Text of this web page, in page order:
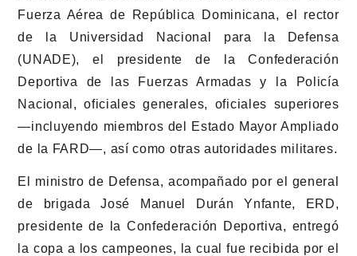
Fuerza Aérea de República Dominicana, el rector
de la Universidad Nacional para la Defensa
(UNADE), el presidente de la Confederación
Deportiva de las Fuerzas Armadas y la Policía
Nacional, oficiales generales, oficiales superiores
—incluyendo miembros del Estado Mayor Ampliado
de la FARD—, así como otras autoridades militares.
El ministro de Defensa, acompañado por el general
de brigada José Manuel Durán Ynfante, ERD,
presidente de la Confederación Deportiva, entregó
la copa a los campeones, la cual fue recibida por el